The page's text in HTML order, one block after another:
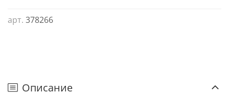
арт. 378266
Описание